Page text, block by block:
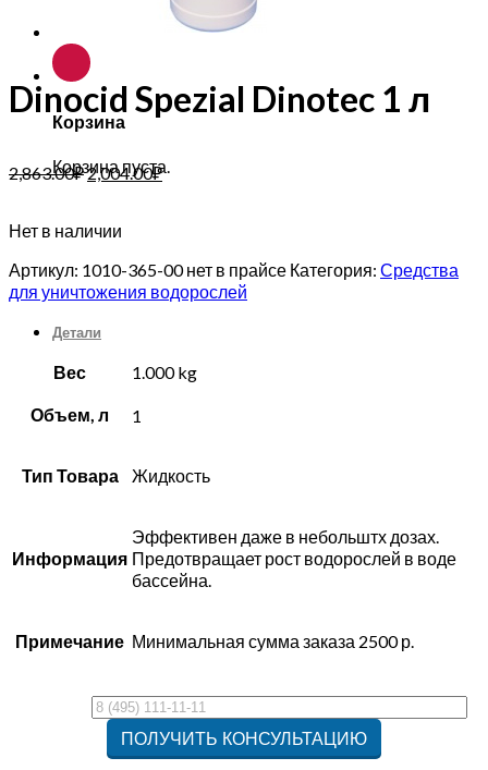
Корзина
Корзина пуста.
Dinocid Spezial Dinotec 1 л
2,863.00₽2,004.00₽
Нет в наличии
Артикул: 1010-365-00 нет в прайсе Категория: Средства
для уничтожения водорослей
Детали
Вес 1.000 kg
Объем, л 1
Тип Товара Жидкость
Информация
Эффективен даже в небольштх дозах.
Предотвращает рост водорослей в воде
бассейна.
Примечание Минимальная сумма заказа 2500 р.